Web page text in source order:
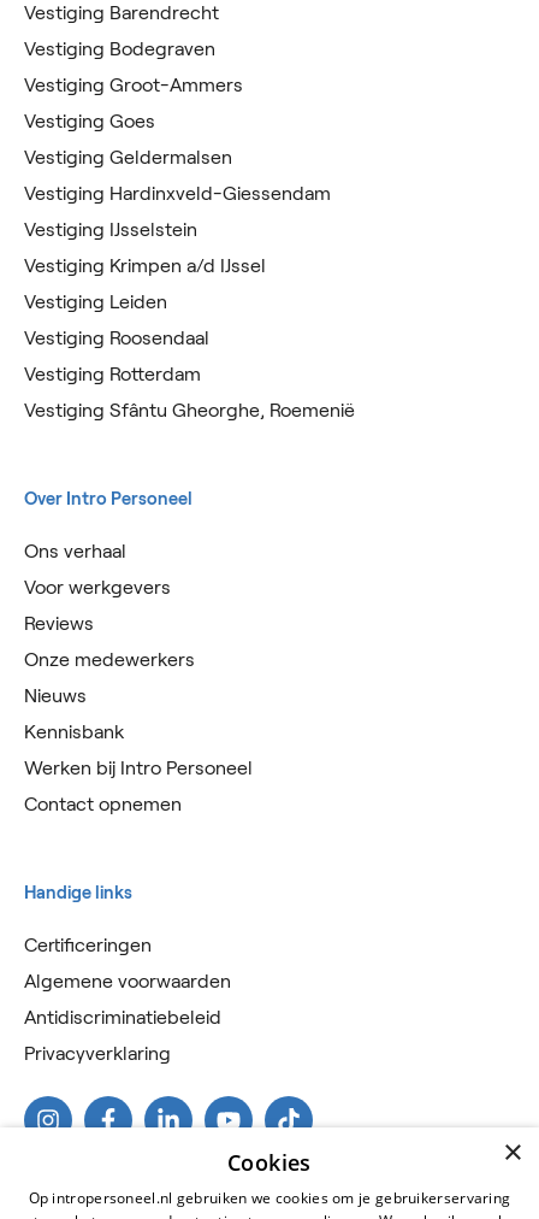
Vestiging Barendrecht
Vestiging Bodegraven
Vestiging Groot-Ammers
Vestiging Goes
Vestiging Geldermalsen
Vestiging Hardinxveld-Giessendam
Vestiging IJsselstein
Vestiging Krimpen a/d IJssel
Vestiging Leiden
Vestiging Roosendaal
Vestiging Rotterdam
Vestiging Sfântu Gheorghe, Roemenië
Over Intro Personeel
Ons verhaal
Voor werkgevers
Reviews
Onze medewerkers
Nieuws
Kennisbank
Werken bij Intro Personeel
Contact opnemen
Handige links
Certificeringen
Algemene voorwaarden
Antidiscriminatiebeleid
Privacyverklaring
×
Cookies
Op intropersoneel.nl gebruiken we cookies om je gebruikerservaring